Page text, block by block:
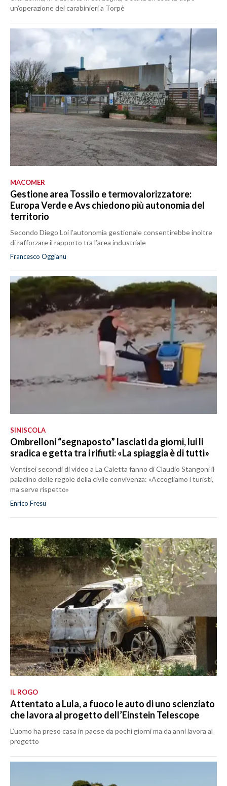
un’operazione dei carabinieri a Torpè
MACOMER
Gestione area Tossilo e termovalorizzatore:
Europa Verde e Avs chiedono più autonomia del
territorio
Secondo Diego Loi l’autonomia gestionale consentirebbe inoltre
di rafforzare il rapporto tra l’area industriale
Francesco Oggianu
SINISCOLA
Ombrelloni “segnaposto” lasciati da giorni, lui li
sradica e getta tra i rifiuti: «La spiaggia è di tutti»
Ventisei secondi di video a La Caletta fanno di Claudio Stangoni il
paladino delle regole della civile convivenza: «Accogliamo i turisti,
ma serve rispetto»
Enrico Fresu
IL ROGO
Attentato a Lula, a fuoco le auto di uno scienziato
che lavora al progetto dell’Einstein Telescope
L’uomo ha preso casa in paese da pochi giorni ma da anni lavora al
progetto